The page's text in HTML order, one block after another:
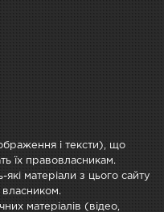
і тексти), що
їх правовласникам.
матеріали з цього сайту
власником.
матеріалів (відео,